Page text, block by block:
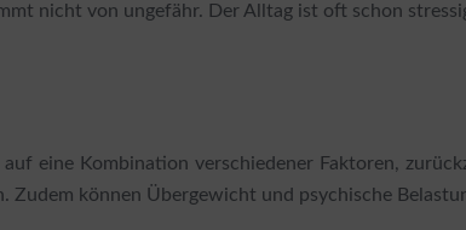
nicht von ungefähr. Der Alltag ist oft schon
eine Kombination verschiedener Faktoren,
können Übergewicht und psychische